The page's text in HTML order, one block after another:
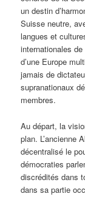
un destin
Suisse neutre,
langues et
internationales
d’une Europe
jamais de
supranationaux
membres.
Au départ, la
plan. L’ancienne
décentralisé le
démocraties
discrédités dans
dans sa partie